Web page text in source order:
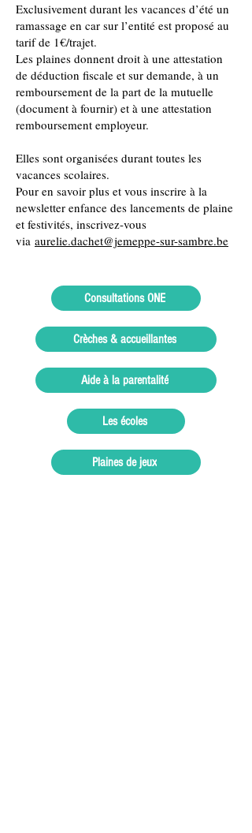
Exclusivement durant les vacances d’été un
ramassage en car sur l’entité est proposé au
tarif de 1€/trajet.
Les plaines donnent droit à une attestation
de déduction fiscale et sur demande, à un
remboursement de la part de la mutuelle
(document à fournir) et à une attestation
remboursement employeur.
Elles sont organisées durant toutes les
vacances scolaires.
Pour en savoir plus et vous inscrire à la
newsletter enfance des lancements de plaine
et festivités, inscrivez-vous
via aurelie.dachet@jemeppe-sur-sambre.be
Consultations ONE
Crèches & accueillantes
Aide à la parentalité
Les écoles
Plaines de jeux